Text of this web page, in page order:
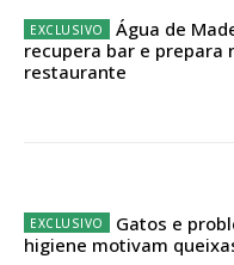
Escolha o
Água de
recupera bar e prepara
restaurante
Gatos e
higiene motivam